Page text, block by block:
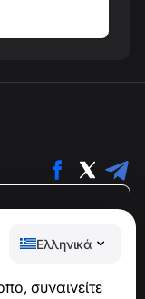
Ελληνικά
συναινείτε
από
με το GDPR: